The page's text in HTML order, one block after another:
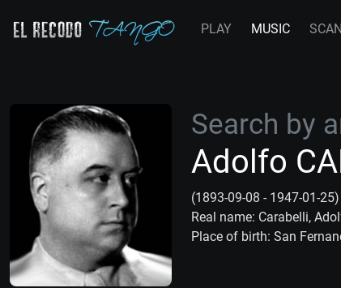
PLAY MUSIC SCAN
Search by
Adolfo
(1893-09-08 - 1947-01-25)
Real name: Carabelli,
Place of birth: San